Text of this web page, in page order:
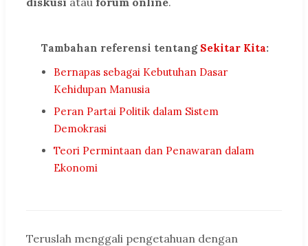
Tambahan referensi tentang Sekitar Kita:
Bernapas sebagai Kebutuhan Dasar
Kehidupan Manusia
Peran Partai Politik dalam Sistem
Demokrasi
Teori Permintaan dan Penawaran dalam
Ekonomi
Teruslah menggali pengetahuan dengan